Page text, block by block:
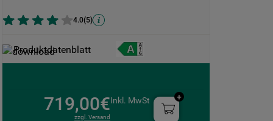
4.0(5)
Produktdatenblatt
719,00€Inkl. MwSt
zzgl. Versand